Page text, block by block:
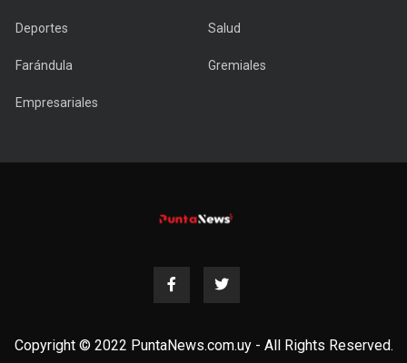
Deportes Salud
Farándula Gremiales
Empresariales
Copyright © 2022 PuntaNews.com.uy - All Rights Reserved.